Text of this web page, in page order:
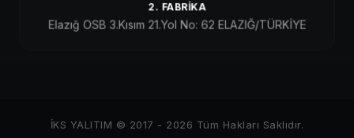
2. FABRIKA
Elazığ OSB 3.Kısım 21.Yol No: 62 ELAZIĞ/TÜRKİYE
İKS YALITIM © 2017 - 2026 Tüm Hakları Saklıdır.